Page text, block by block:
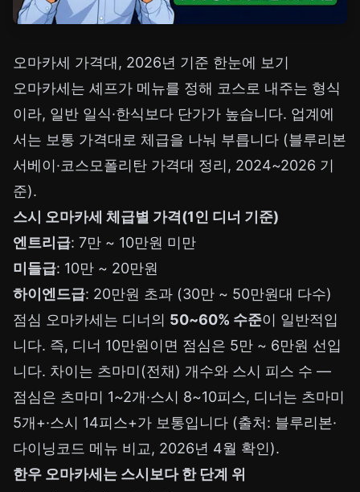
오마카세 가격대, 2026년 기준 한눈에 보기
오마카세는 셰프가 메뉴를 정해 코스로 내주는 형식
이라, 일반 일식·한식보다 단가가 높습니다. 업계에
서는 보통 가격대로 체급을 나눠 부릅니다 (블루리본
서베이·코스모폴리탄 가격대 정리, 2024~2026 기
준).
스시 오마카세 체급별 가격(1인 디너 기준)
엔트리급: 7만 ~ 10만원 미만
미들급: 10만 ~ 20만원
하이엔드급: 20만원 초과 (30만 ~ 50만원대 다수)
점심 오마카세는 디너의 50~60% 수준이 일반적입
니다. 즉, 디너 10만원이면 점심은 5만 ~ 6만원 선입
니다. 차이는 츠마미(전채) 개수와 스시 피스 수 —
점심은 츠마미 1~2개·스시 8~10피스, 디너는 츠마미
5개+·스시 14피스+가 보통입니다 (출처: 블루리본·
다이닝코드 메뉴 비교, 2026년 4월 확인).
한우 오마카세는 스시보다 한 단계 위